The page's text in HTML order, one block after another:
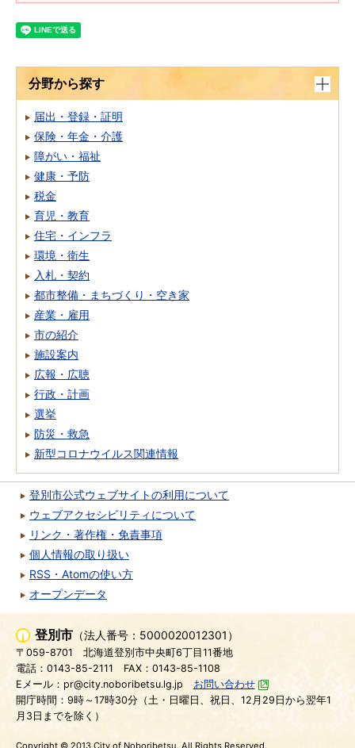
分野から探す
届出・登録・証明
保険・年金・介護
障がい・福祉
健康・予防
税金
育児・教育
住宅・インフラ
環境・衛生
入札・契約
都市整備・まちづくり・空き家
産業・雇用
市の紹介
施設案内
広報・広聴
行政・計画
選挙
防災・救急
新型コロナウイルス関連情報
登別市公式ウェブサイトの利用について
ウェブアクセシビリティについて
リンク・著作権・免責事項
個人情報の取り扱い
RSS・Atomの使い方
オープンデータ
登別市 （法人番号：5000020012301）
〒059-8701
北海道登別市中央町6丁目11番地
電話：0143-85-2111
FAX：0143-85-1108
Eメール：pr@city.noboribetsu.lg.jp
お問い合わせ
開庁時間：9時～17時30分（土・日曜日、祝日、12月29日から翌年1
月3日までを除く）
Copyright © 2013 City of Noboribetsu. All Rights Reserved.